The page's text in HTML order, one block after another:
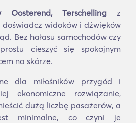
Terschelling z
widoków i dźwięków
Bez hałasu samochodów czy
cieszyć się spokojnym
na skórze.
dla miłośników przygód i
ekonomiczne rozwiązanie,
dużą liczbę pasażerów, a
minimalne, co czyni je